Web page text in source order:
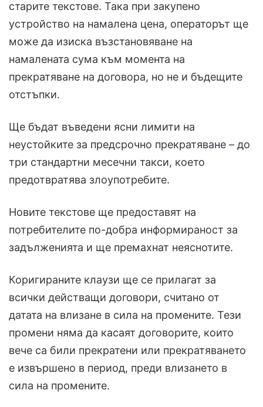
старите текстове. Така при закупено
устройство на намалена цена, операторът ще
може да изиска възстановяване на
намалената сума към момента на
прекратяване на договора, но не и бъдещите
отстъпки.
Ще бъдат въведени ясни лимити на
неустойките за предсрочно прекратяване – до
три стандартни месечни такси, което
предотвратява злоупотребите.
Новите текстове ще предоставят на
потребителите по-добра информираност за
задълженията и ще премахнат неяснотите.
Коригираните клаузи ще се прилагат за
всички действащи договори, считано от
датата на влизане в сила на промените. Тези
промени няма да касаят договорите, които
вече са били прекратени или прекратяването
е извършено в период, преди влизането в
сила на промените.